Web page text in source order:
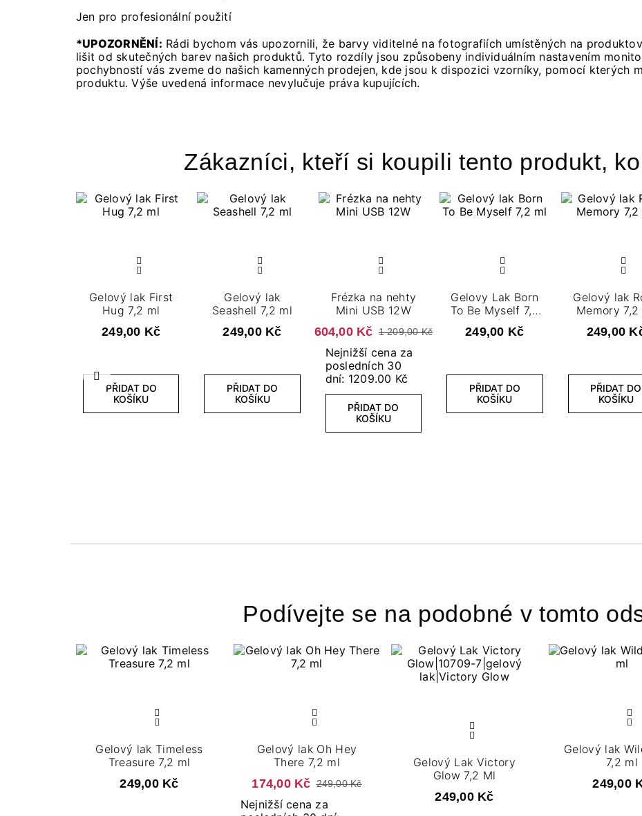
Jen pro profesionální použití
*UPOZORNĚNÍ: Rádi bychom vás upozornili, že barvy viditelné na fotografiích umístěných na
lišit od skutečných barev našich produktů. Tyto rozdíly jsou způsobeny individuálním nastavením
pochybností vás zveme do našich kamenných prodejen, kde jsou k dispozici vzorníky, pomocí kterých
produktu. Výše uvedená informace nevylučuje práva kupujících.
Zákazníci, kteří si koupili tento produkt,
Předchozí
Gelový lak First
Hug 7,2 ml
249,00 Kč
PŘIDAT DO
KOŠÍKU
Gelový lak
Seashell 7,2 ml
249,00 Kč
PŘIDAT DO
KOŠÍKU
Frézka na nehty
Mini USB 12W
604,00 Kč 1 209,00 Kč
Nejnižší cena za
posledních 30
dní: 1209.00 Kč
PŘIDAT DO
KOŠÍKU
Gelovy Lak Born
To Be Myself 7,2
ml
249,00 Kč
PŘIDAT DO
KOŠÍKU
Gelový lak
Memory 7,2
249,00
PŘIDAT DO
KOŠÍKU
Podívejte se na podobné v tomto
Gelový lak Timeless
Treasure 7,2 ml
249,00 Kč
Gelový lak Oh Hey
There 7,2 ml
174,00 Kč 249,00 Kč
Nejnižší cena za
Gelový Lak Victory
Glow 7,2 Ml
249,00 Kč
Gelový lak
7,2 ml
249,00